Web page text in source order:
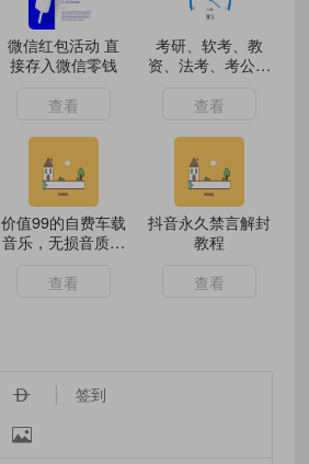
微信红包活动 直
接存入微信零钱
查看
考研、软考、教
资、法考、考公、
查看
价值99的自费车载
音乐，无损音质值
查看
抖音永久禁言解封
教程
查看
 签到
